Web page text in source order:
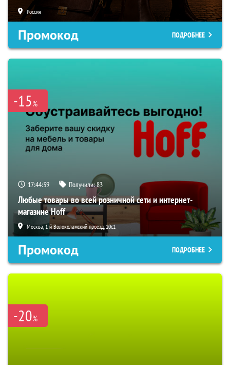
Россия
Промокод ПОДРОБНЕЕ
-15%
17:44:38 Получили:83
Любые товары во всей розничной сети и интернет-
магазине Hoff
Москва, 1-й Волоколамский проезд, 10с1
Промокод ПОДРОБНЕЕ
-20%